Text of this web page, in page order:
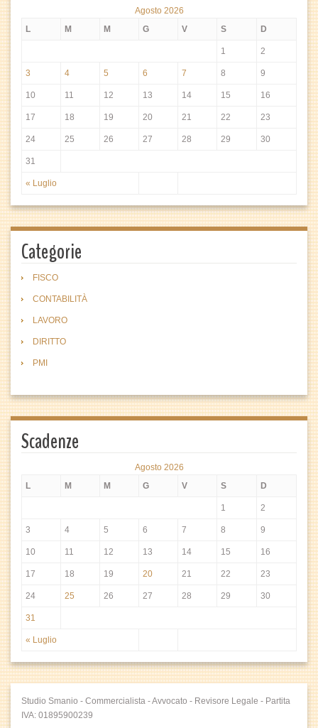
Agosto 2026
L
M M G V S D
« Luglio
1 2
3 4 5 6 7 8 9
10 11 12 13 14 15 16
17 18 19 20 21 22 23
24 25 26 27 28 29 30
31
Categorie
FISCO
CONTABILITÀ
LAVORO
DIRITTO
PMI
Scadenze
Agosto 2026
L
M M G V S D
« Luglio
1 2
3 4 5 6 7 8 9
10 11 12 13 14 15 16
17 18 19 20 21 22 23
24 25 26 27 28 29 30
31
Studio Smanio - Commercialista - Avvocato - Revisore Legale - Partita
IVA: 01895900239